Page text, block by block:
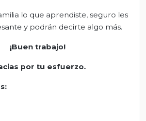
lo que aprendiste, seguro les
y podrán decirte algo más.
¡Buen trabajo!
por tu esfuerzo.
: